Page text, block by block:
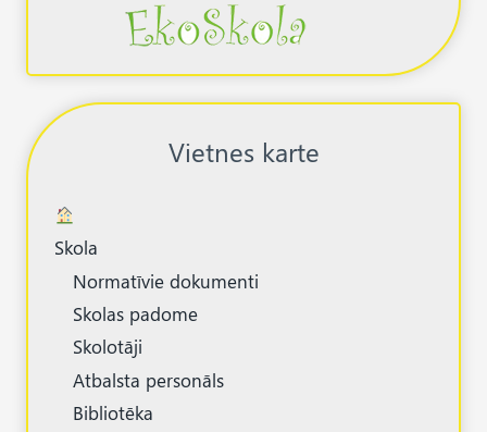
Vietnes karte
Skola
Normatīvie dokumenti
Skolas padome
Skolotāji
Atbalsta personāls
Bibliotēka